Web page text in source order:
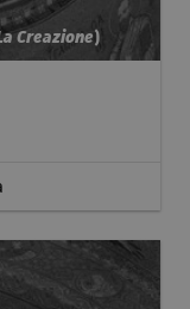
Creazione)